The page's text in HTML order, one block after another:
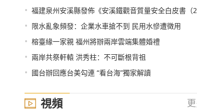
• 福建泉州安溪縣發佈《安溪鐵觀音質量安全白皮書（2020）》
• 限水亂象頻發：企業水車搶不到 民用水慘遭徵用
• 榕臺緣一家親 福州將辦兩岸雲端集體婚禮
• 兩岸共祭軒轅 洪秀柱：不可斷根背祖
• 國台辦回應台美勾連 “看台海”獨家解讀
視頻